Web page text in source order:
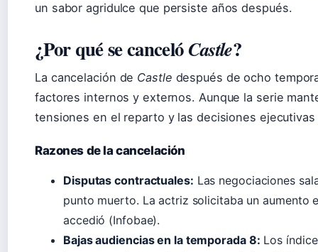
un sabor agridulce que persiste años después.
¿Por qué se cancelóCastle?
La cancelación de Castle después de ocho
factores internos y externos. Aunque la serie
tensiones en el reparto y las decisiones
Razones de la cancelación
Disputas contractuales: Las negociaciones
punto muerto. La actriz solicitaba un aumento
accedió (Infobae).
Bajas audiencias en la temporada 8: Los